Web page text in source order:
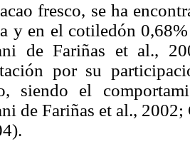
fresco, se ha
y en el cotiledón
de Fariñas et al.,
por su
siendo el
de Fariñas et al.,